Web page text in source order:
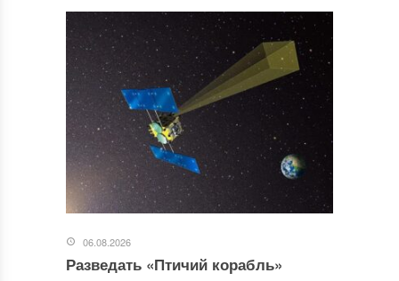
06.08.2026
Разведать «Птичий корабль»